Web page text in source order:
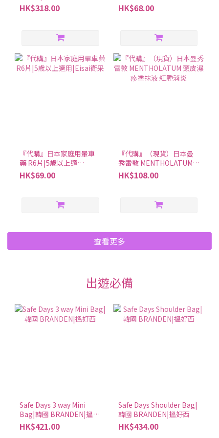
HK$318.00
炎軟膏/凝膠/噴霧 |三款可
選|小林製藥
HK$68.00
『代購』日本家庭用暈車
藥 R6片|5歲以上適
用|Eisai衛采
HK$69.00
『代購』（現貨）日本曼
秀雷敦 MENTHOLATUM
頭皮濕疹塗抹液 紅腫消炎
HK$108.00
查看更多
出遊必備
Safe Days 3 way Mini
Bag|韓國 BRANDEN|搵好
西
HK$421.00
Safe Days Shoulder Bag|
韓國 BRANDEN|搵好西
HK$434.00